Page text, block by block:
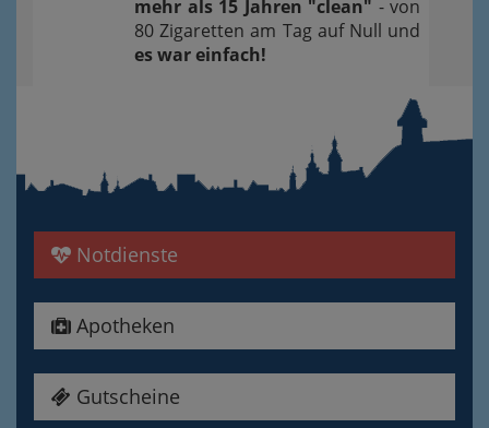
mehr als 15 Jahren "clean" - von
80 Zigaretten am Tag auf Null und
es war einfach!
Notdienste
Apotheken
Gutscheine